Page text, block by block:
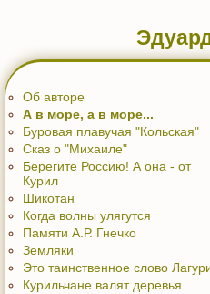
Об авторе
А в море, а в море...
Буровая плавучая "Кольская"
Сказ о "Михаиле"
Берегите Россию! А она - от
Курил
Шикотан
Когда волны улягутся
Памяти А.Р. Гнечко
Земляки
Это таинственное слово
Курильчане валят деревья